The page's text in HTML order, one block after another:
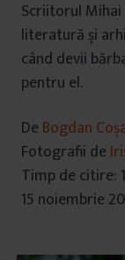
Scriitorul
literatură și
când devii
pentru el.
De Bogdan
Fotografii de
Timp de citire:
15 noiembrie